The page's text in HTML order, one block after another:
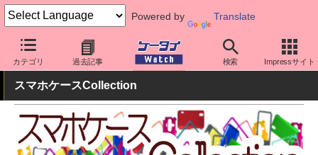
Powered by Translate
カテゴリ 過去記事 検索 Impressサイト
ケータイ Watch 周辺機器/アクセサリー スマホケース
スマホケースCollection